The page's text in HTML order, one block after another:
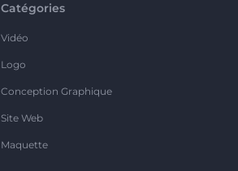
Catégories
Vidéo
Logo
Conception Graphique
Site Web
Maquette